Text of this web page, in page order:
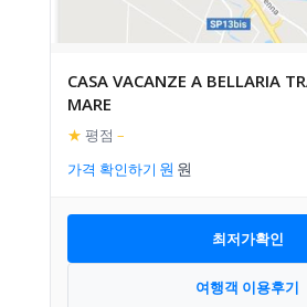
CASA VACANZE A BELLARIA
MARE
★ 평점 –
가격 확인하기
최저가확인
여행객 이용후기